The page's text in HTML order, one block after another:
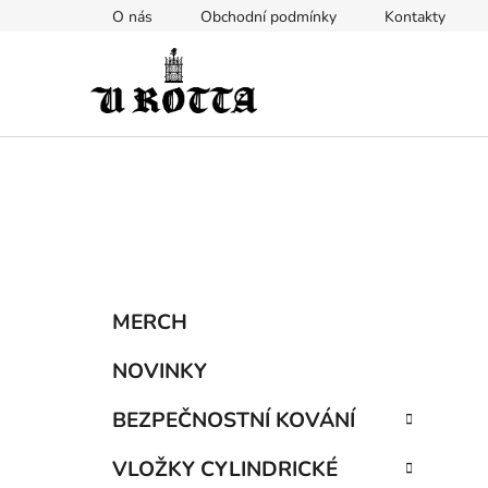
O nás Obchodní podmínky Kontakty
Přeskočit
kategorie
MERCH
NOVINKY
BEZPEČNOSTNÍ KOVÁNÍ
VLOŽKY CYLINDRICKÉ